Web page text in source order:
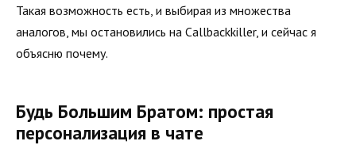
Такая возможность есть, и выбирая из множества
аналогов, мы остановились на Callbackkiller, и сейчас я
объясню почему.
Будь Большим Братом: простая
персонализация в чате